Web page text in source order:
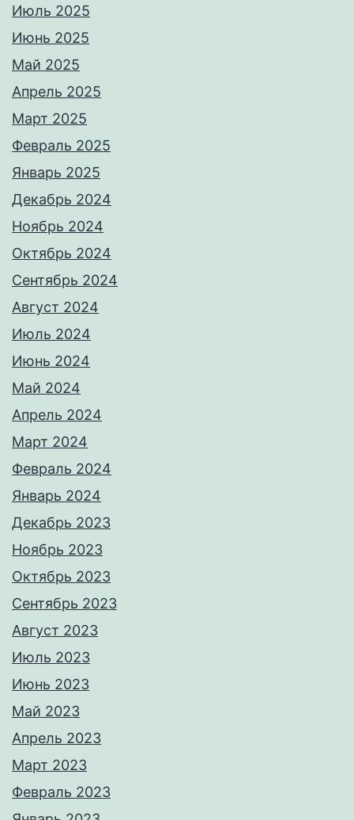
Июль 2025
Июнь 2025
Май 2025
Апрель 2025
Март 2025
Февраль 2025
Январь 2025
Декабрь 2024
Ноябрь 2024
Октябрь 2024
Сентябрь 2024
Август 2024
Июль 2024
Июнь 2024
Май 2024
Апрель 2024
Март 2024
Февраль 2024
Январь 2024
Декабрь 2023
Ноябрь 2023
Октябрь 2023
Сентябрь 2023
Август 2023
Июль 2023
Июнь 2023
Май 2023
Апрель 2023
Март 2023
Февраль 2023